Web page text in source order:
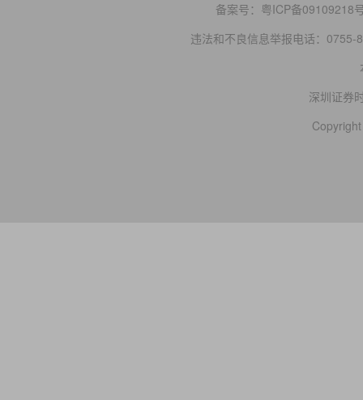
备案号： 粤ICP备09109218
违法和不良信息举报电话：0755-
深圳证券